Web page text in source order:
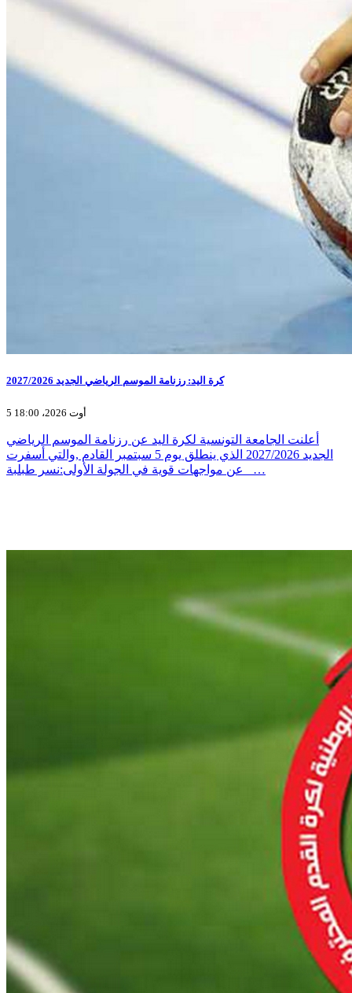
كرة اليد: رزنامة الموسم الرياضي الجديد 2027/2026
5 أوت 2026، 18:00
أعلنت الجامعة التونسية لكرة اليد عن رزنامة الموسم الرياضي
الجديد 2027/2026 الذي ينطلق يوم 5 سبتمبر القادم ,والتي أسفرت
عن مواجهات قوية في الجولة الأولى:نسر طبلبة _…